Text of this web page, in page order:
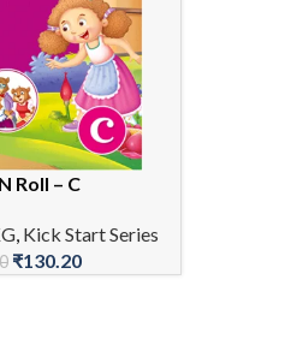
Roll – C
, Kick Start Series
₹130.20